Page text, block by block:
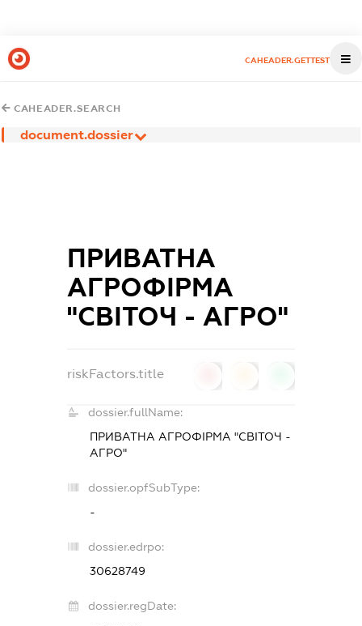
CAHEADER.GETTEST
CAHEADER.SEARCH
document.dossier
ПРИВАТНА
АГРОФІРМА
"СВІТОЧ - АГРО"
riskFactors.title
dossier.fullName:
ПРИВАТНА АГРОФІРМА "СВІТОЧ -
АГРО"
dossier.opfSubType:
-
dossier.edrpo:
30628749
dossier.regDate: